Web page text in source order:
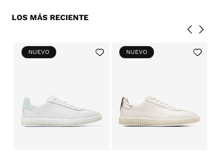
LOS MÁS RECIENTE
Add
to
NUEVO
Add
to
NUEVO